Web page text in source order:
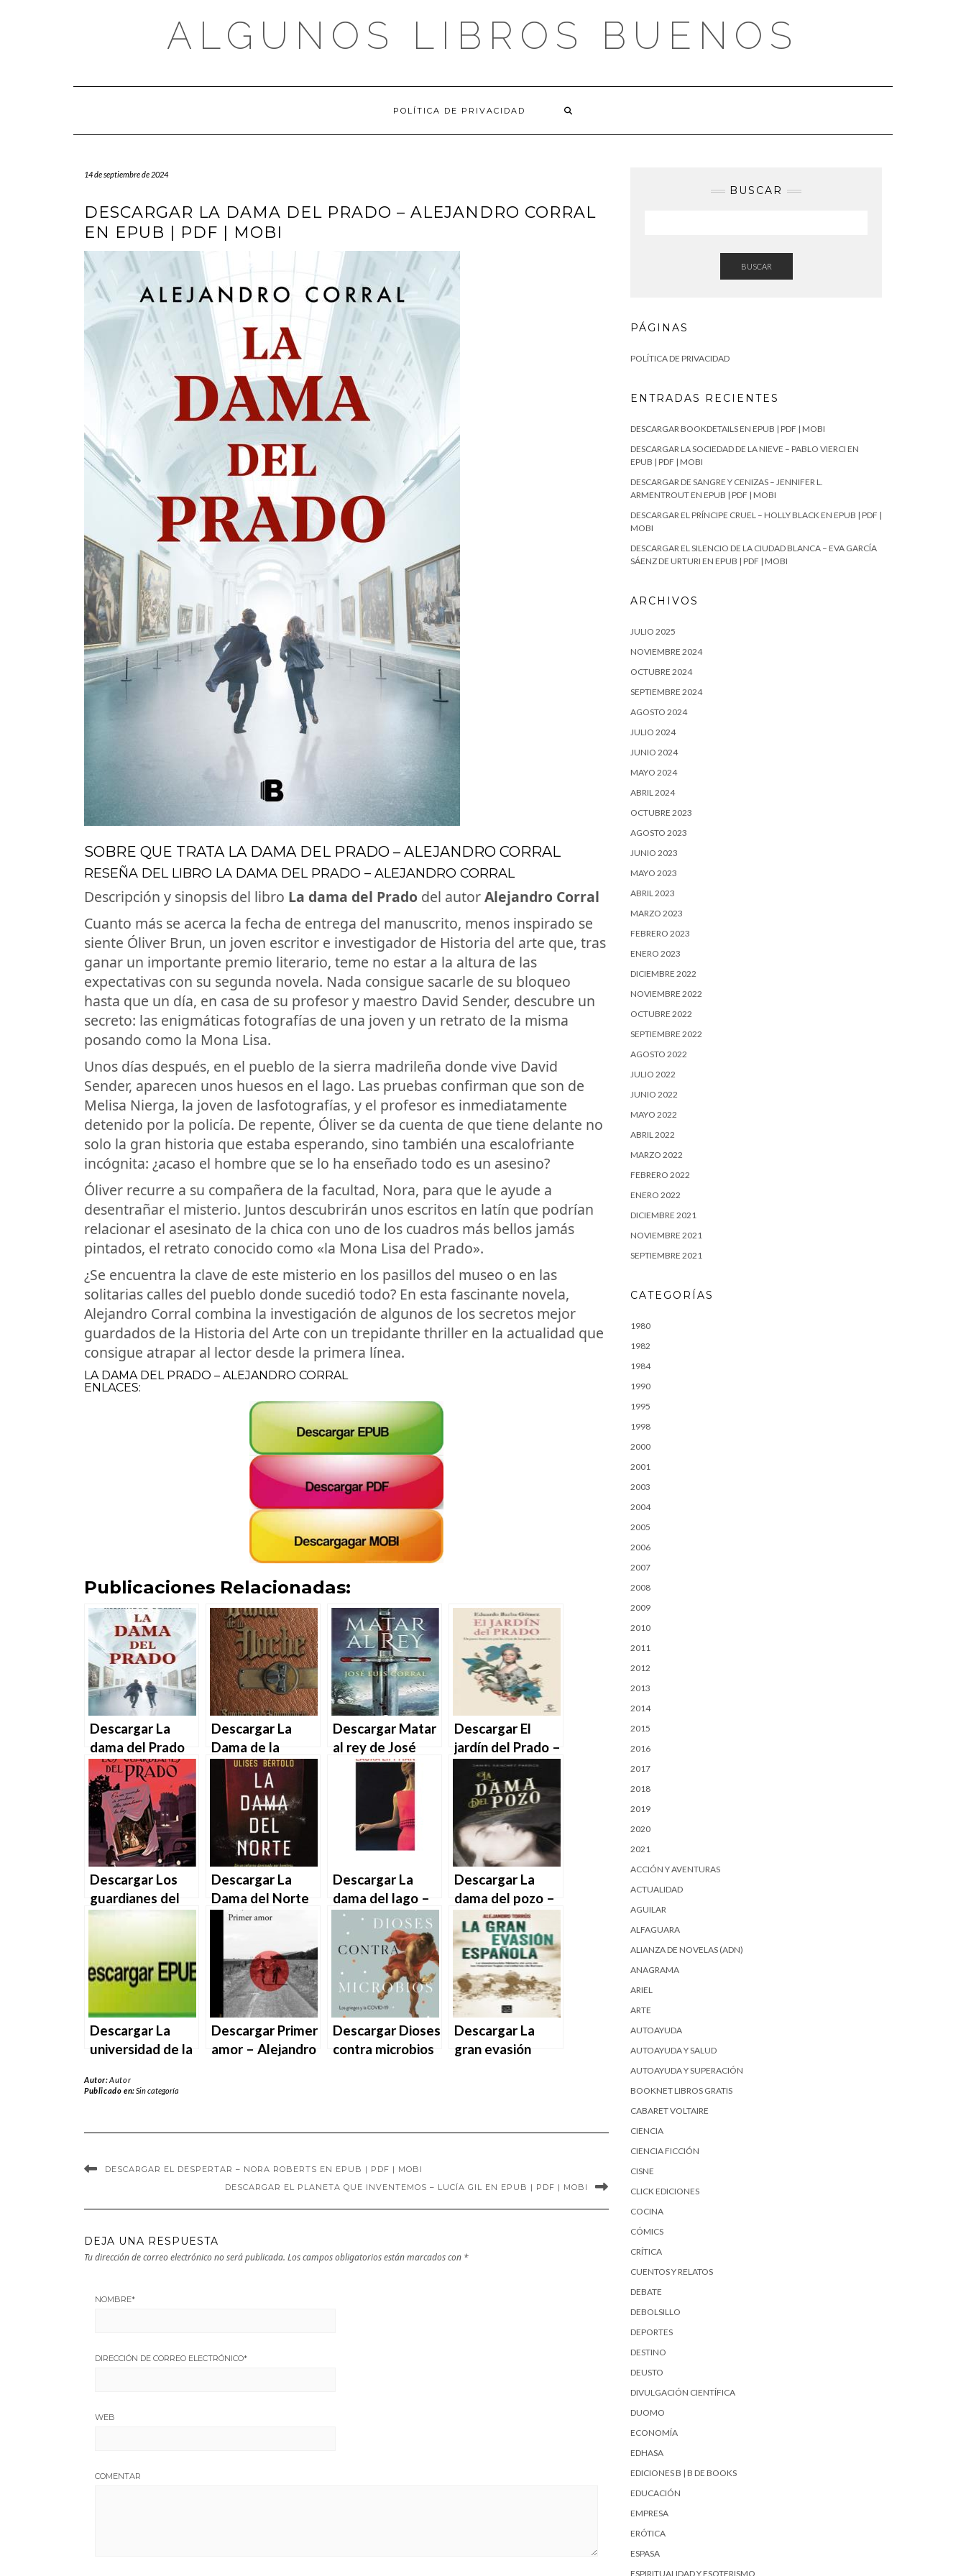
ALGUNOS LIBROS BUENOS
POLÍTICA DE PRIVACIDAD
14 de septiembre de 2024
DESCARGAR LA DAMA DEL PRADO – ALEJANDRO CORRAL
EN EPUB | PDF | MOBI
SOBRE QUE TRATA LA DAMA DEL PRADO – ALEJANDRO CORRAL
RESEÑA DEL LIBRO LA DAMA DEL PRADO – ALEJANDRO CORRAL
Descripción y sinopsis del libro La dama del Prado del autorAlejandro Corral
Cuanto más se acerca la fecha de entrega del manuscrito, menos inspirado se
siente Óliver Brun, un joven escritor e investigador de Historia del arte que, tras
ganar un importante premio literario, teme no estar a la altura de las
expectativas con su segunda novela. Nada consigue sacarle de su bloqueo
hasta que un día, en casa de su profesor y maestro David Sender, descubre un
secreto: las enigmáticas fotografías de una joven y un retrato de la misma
posando como la Mona Lisa.
Unos días después, en el pueblo de la sierra madrileña donde vive David
Sender, aparecen unos huesos en el lago. Las pruebas confirman que son de
Melisa Nierga, la joven de lasfotografías, y el profesor es inmediatamente
detenido por la policía. De repente, Óliver se da cuenta de que tiene delante no
solo la gran historia que estaba esperando, sino también una escalofriante
incógnita: ¿acaso el hombre que se lo ha enseñado todo es un asesino?
Óliver recurre a su compañera de la facultad, Nora, para que le ayude a
desentrañar el misterio. Juntos descubrirán unos escritos en latín que podrían
relacionar el asesinato de la chica con uno de los cuadros más bellos jamás
pintados, el retrato conocido como «la Mona Lisa del Prado».
¿Se encuentra la clave de este misterio en los pasillos del museo o en las
solitarias calles del pueblo donde sucedió todo? En esta fascinante novela,
Alejandro Corral combina la investigación de algunos de los secretos mejor
guardados de la Historia del Arte con un trepidante thriller en la actualidad que
consigue atrapar al lector desde la primera línea.
LA DAMA DEL PRADO – ALEJANDRO CORRAL
ENLACES:
Publicaciones Relacionadas:
Descargar La
dama del Prado
de Alejandro
Corral en EPUB |
PDF | MOBI
Descargar La
Dama de la
Noche de
Alejandro
Arnaldos en
EPUB | PDF |
MOBI
Descargar Matar
al rey de José
Luis Corral
Lafuente en
EPUB | PDF |
MOBI
Descargar El
jardín del Prado –
Eduardo Barba
Gómez en EPUB |
PDF | MOBI
Descargar Los
guardianes del
Prado de Javier
| PDF | MOBI
Descargar La
Dama del Norte
– Ulises Bértolo
MOBI
Descargar La
dama del lago –
Laura Lippman en
EPUB | PDF |
MOBI
Descargar La
dama del pozo –
Daniel Sánchez
Pardos en EPUB |
PDF | MOBI
Descargar La
universidad de la
Alejandro Zaera-
Descargar Primer
amor – Alejandro
Descargar Dioses
contra microbios
Descargar La
gran evasión
Autor:Autor
Publicado en:Sin categoría
DESCARGAR EL DESPERTAR – NORA ROBERTS EN EPUB | PDF | MOBI
DESCARGAR EL PLANETA QUE INVENTEMOS – LUCÍA GIL EN EPUB | PDF | MOBI
DEJA UNA RESPUESTA
Tu dirección de correo electrónico no será publicada. Los campos obligatorios están marcados con *
NOMBRE*
DIRECCIÓN DE CORREO ELECTRÓNICO*
WEB
COMENTAR
BUSCAR
BUSCAR
PÁGINAS
POLÍTICA DE PRIVACIDAD
ENTRADAS RECIENTES
DESCARGAR BOOKDETAILS EN EPUB | PDF | MOBI
DESCARGAR LA SOCIEDAD DE LA NIEVE – PABLO VIERCI EN
EPUB | PDF | MOBI
DESCARGAR DE SANGRE Y CENIZAS – JENNIFER L.
ARMENTROUT EN EPUB | PDF | MOBI
DESCARGAR EL PRÍNCIPE CRUEL – HOLLY BLACK EN EPUB | PDF |
MOBI
DESCARGAR EL SILENCIO DE LA CIUDAD BLANCA – EVA GARCÍA
SÁENZ DE URTURI EN EPUB | PDF | MOBI
ARCHIVOS
JULIO 2025
NOVIEMBRE 2024
OCTUBRE 2024
SEPTIEMBRE 2024
AGOSTO 2024
JULIO 2024
JUNIO 2024
MAYO 2024
ABRIL 2024
OCTUBRE 2023
AGOSTO 2023
JUNIO 2023
MAYO 2023
ABRIL 2023
MARZO 2023
FEBRERO 2023
ENERO 2023
DICIEMBRE 2022
NOVIEMBRE 2022
OCTUBRE 2022
SEPTIEMBRE 2022
AGOSTO 2022
JULIO 2022
JUNIO 2022
MAYO 2022
ABRIL 2022
MARZO 2022
FEBRERO 2022
ENERO 2022
DICIEMBRE 2021
NOVIEMBRE 2021
SEPTIEMBRE 2021
CATEGORÍAS
1980
1982
1984
1990
1995
1998
2000
2001
2003
2004
2005
2006
2007
2008
2009
2010
2011
2012
2013
2014
2015
2016
2017
2018
2019
2020
2021
ACCIÓN Y AVENTURAS
ACTUALIDAD
AGUILAR
ALFAGUARA
ALIANZA DE NOVELAS (ADN)
ANAGRAMA
ARIEL
ARTE
AUTOAYUDA
AUTOAYUDA Y SALUD
AUTOAYUDA Y SUPERACIÓN
BOOKNET LIBROS GRATIS
CABARET VOLTAIRE
CIENCIA
CIENCIA FICCIÓN
CISNE
CLICK EDICIONES
COCINA
CÓMICS
CRÍTICA
CUENTOS Y RELATOS
DEBATE
DEBOLSILLO
DEPORTES
DESTINO
DEUSTO
DIVULGACIÓN CIENTÍFICA
DUOMO
ECONOMÍA
EDHASA
EDICIONES B | B DE BOOKS
EDUCACIÓN
EMPRESA
ERÓTICA
ESPASA
ESPIRITUALIDAD Y ESOTERISMO